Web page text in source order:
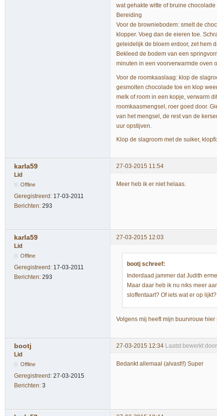
wat gehakte witte of bruine chocolade
Bereiding
Voor de browniebodem: smelt de
klopper. Voeg dan de eieren toe.
geleidelijk de bloem erdoor, zet hem
Bekleed de bodem van een
minuten in een voorverwarmde oven
Voor de roomkaaslaag: klop de
gesmolten chocolade toe en klop
melk of room in een kopje, verwarm
roomkaasmengsel, roer goed door.
van het mengsel, de rest van de
uur opstijven.
Klop de slagroom met de suiker,
karla59
27-03-2015 11:54
Lid
Offline
Geregistreerd: 17-03-2011
Berichten: 293
Meer heb ik er niet helaas.
karla59
27-03-2015 12:03
Lid
Offline
Geregistreerd: 17-03-2011
Berichten: 293
bootj schreef:
Inderdaad jammer dat Judith
Maar daar heb ik nu niks meer
sloffentaart? Of iets wat er op
Volgens mij heeft mijn buurvrouw
bootj 27-03-2015 12:34 Laatst bewerkt
Lid
Offline
Geregistreerd: 27-03-2015
Berichten: 3
Bedankt allemaal (alvast!!) Super